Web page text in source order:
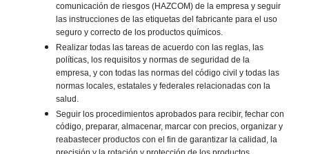
comunicación de riesgos (HAZCOM) de la empresa y seguir
las instrucciones de las etiquetas del fabricante para el uso
seguro y correcto de los productos químicos.
Realizar todas las tareas de acuerdo con las reglas, las
políticas, los requisitos y normas de seguridad de la
empresa, y con todas las normas del código civil y todas las
normas locales, estatales y federales relacionadas con la
salud.
Seguir los procedimientos aprobados para recibir, fechar con
código, preparar, almacenar, marcar con precios, organizar y
reabastecer productos con el fin de garantizar la calidad, la